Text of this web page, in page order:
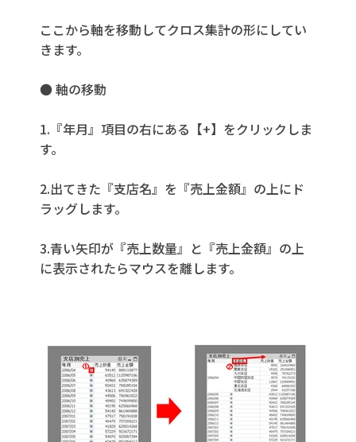
ここから軸を移動してクロス集計の形にしてい
きます。
● 軸の移動
1.『年月』項目の右にある【+】をクリックしま
す。
2.出てきた『支店名』を『売上金額』の上にド
ラッグします。
3.青い矢印が『売上数量』と『売上金額』の上
に表示されたらマウスを離します。